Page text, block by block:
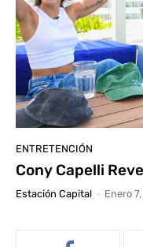
ENTRETENCIÓN
Cony Capelli
Estación Capital - Enero